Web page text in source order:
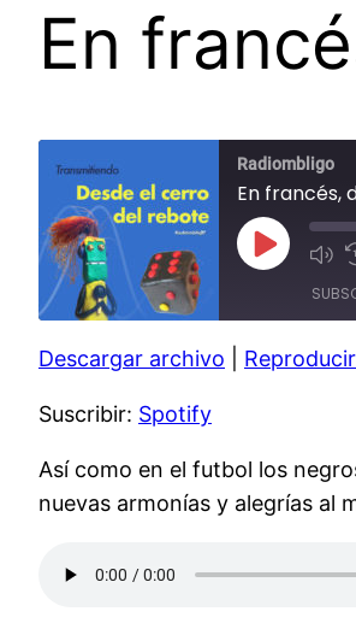
En
Radiombligo
En francés,
Play
Episode
Spotify
RSS FEED
SHARE
LINK
EMBED
Descargar archivo
Suscribir: Spotify
Así como en el futbol los
nuevas armonías y alegrías al